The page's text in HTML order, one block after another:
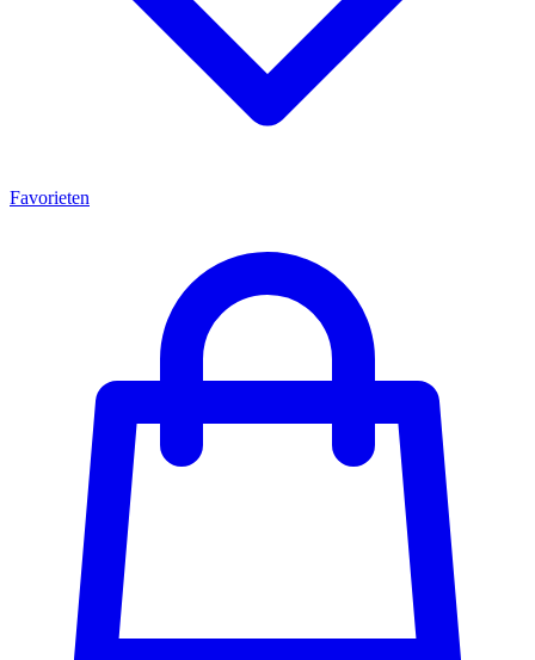
Favorieten